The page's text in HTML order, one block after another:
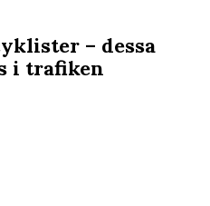
– dessa
i trafiken